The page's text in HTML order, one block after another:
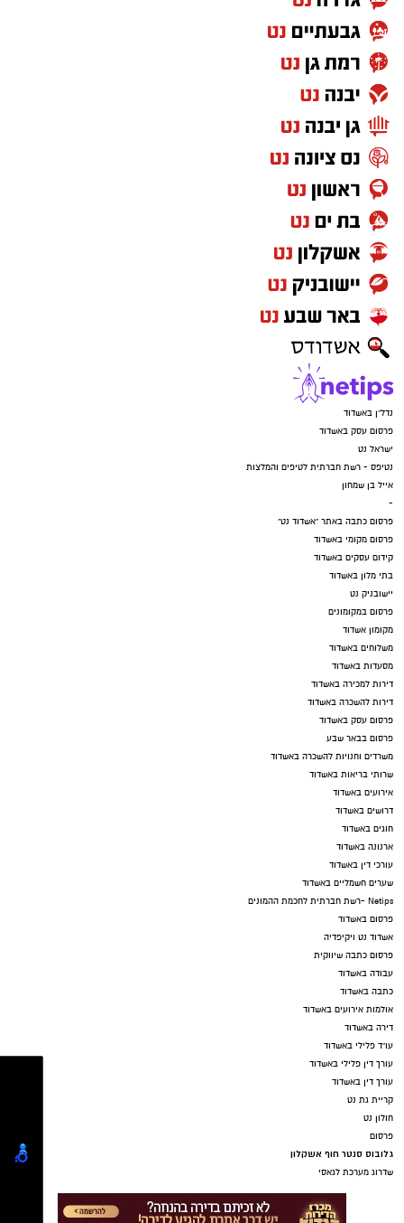
בקיץ 2024 יצא לאירופה וחתם בלבאריו היוונית.
לערב. אשתקד שיחק בשולה הצרפתית, כולל ב-
BCL ורשם 6.4 נקודות ו-5.6 ריבאונדים באירופה.
רוצה לעקוב אחרי הערוץ של הקבוצה "אשדוד נט"
ב-WhatsApp לחצו כאן
להורדת אפליקציה של אשדוד נט לחצו כאן
עקבו בפייסבוק
עקבו באינסטגרם
נדל"ן באשדוד
פרסום עסק באשדוד
ישראל נט
נטיפס - רשת חברתית לטיפים והמלצות
אייל בן שמחון
-
פרסום כתבה באתר "אשדוד נט"
פרסום מקומי באשדוד
קידום עסקים באשדוד
בתי מלון באשדוד
יישובניק נט
פרסום במקומונים
מקומון אשדוד
משלוחים באשדוד
מסעדות באשדוד
דירות למכירה באשדוד
דירות להשכרה באשדוד
פרסום עסק באשדוד
פרסום בבאר שבע
משרדים וחנויות להשכרה באשדוד
שרותי בריאות באשדוד
אירועים באשדוד
דרושים באשדוד
חוגים באשדוד
ארנונה באשדוד
עורכי דין באשדוד
שערים חשמליים באשדוד
Netips -רשת חברתית לחכמת ההמונים
פרסום באשדוד
אשדוד נט ויקיפדיה
פרסום כתבה שיווקית
עבודה באשדוד
כתבה באשדוד
אולמות אירועים באשדוד
דירה באשדוד
עו"ד פלילי באשדוד
עורך דין פלילי באשדוד
עורך דין באשדוד
קריית גת נט
חולון נט
פרסום
גלובוס סנטר חוף אשקלון
שדרוג מערכת לגאסי